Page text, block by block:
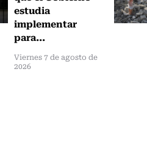
estudia
implementar
para...
Viernes 7 de agosto de
2026